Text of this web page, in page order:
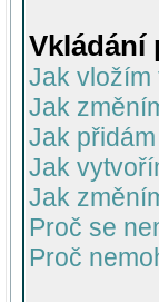
Vkládání
Jak vložím
Jak
Jak
Jak
Jak
Proč se
Proč